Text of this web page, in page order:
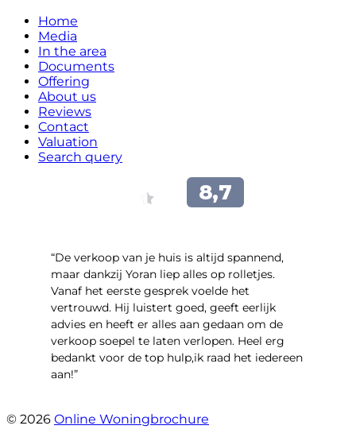
Home
Media
In the area
Documents
Offering
About us
Reviews
Contact
Valuation
Search query
“​De verkoop van je huis is altijd spannend,
maar dankzij Yoran liep alles op rolletjes.
Vanaf het eerste gesprek voelde het
vertrouwd. Hij luistert goed, geeft eerlijk
advies en heeft er alles aan gedaan om de
verkoop soepel te laten verlopen. Heel erg
bedankt voor de top hulp,ik raad het iedereen
aan!”
© 2026 Online Woningbrochure